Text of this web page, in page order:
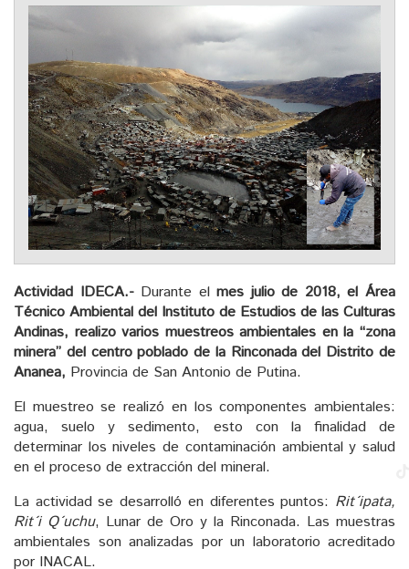
Actividad IDECA.-Durante elmes julio de 2018, el Área
Técnico Ambiental del Instituto de Estudios de las Culturas
Andinas, realizo varios muestreos ambientales en la “zona
minera” del centro poblado de la Rinconada del Distrito de
Ananea, Provincia de San Antonio de Putina.
El muestreo se realizó en los componentes ambientales:
agua, suelo y sedimento, esto con la finalidad de
determinar los niveles de contaminación ambiental y salud
en el proceso de extracción del mineral.
La actividad se desarrolló en diferentes puntos: Rit´ipata,
Rit´i Q´uchu, Lunar de Oro y la Rinconada. Las muestras
ambientales son analizadas por un laboratorio acreditado
por INACAL.